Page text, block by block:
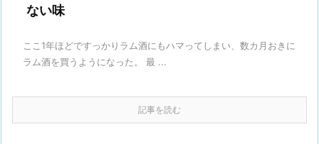
ない味
ここ1年ほどですっかりラム酒にもハマってしまい、数カ月おきに
ラム酒を買うようになった。 最 ...
記事を読む